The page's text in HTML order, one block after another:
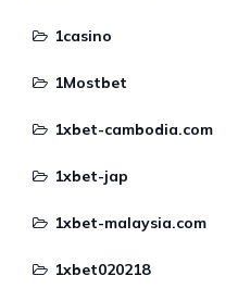
1casino
1Mostbet
1xbet-cambodia.com
1xbet-jap
1xbet-malaysia.com
1xbet020218